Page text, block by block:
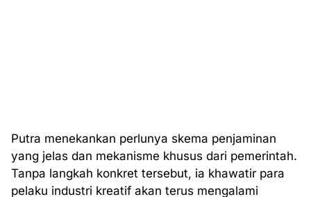
Putra menekankan perlunya skema penjaminan
yang jelas dan mekanisme khusus dari pemerintah.
Tanpa langkah konkret tersebut, ia khawatir para
pelaku industri kreatif akan terus mengalami